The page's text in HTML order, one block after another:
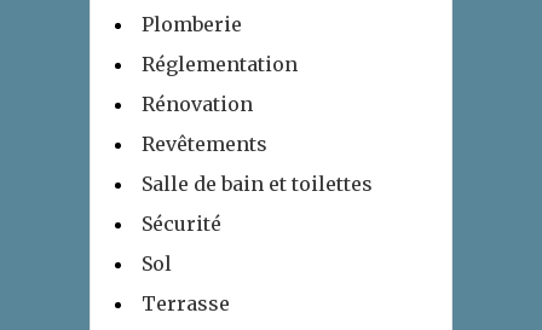
Plomberie
Réglementation
Rénovation
Revêtements
Salle de bain et toilettes
Sécurité
Sol
Terrasse